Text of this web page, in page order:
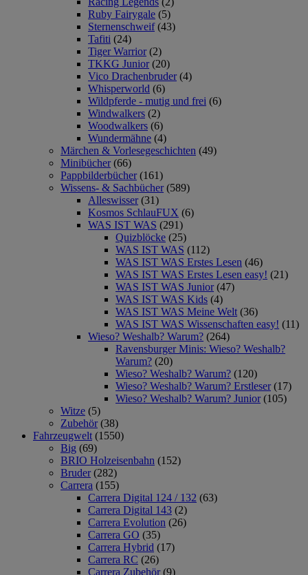
Ruby Fairygale (5)
Sternenschweif (43)
Tafiti (24)
Tiger Warrior (2)
TKKG Junior (20)
Vico Drachenbruder (4)
Whisperworld (6)
Wildpferde - mutig und frei (6)
Windwalkers (2)
Woodwalkers (6)
Wundermähne (4)
Märchen & Vorlesegeschichten (49)
Minibücher (66)
Pappbilderbücher (161)
Wissens- & Sachbücher (589)
Alleswisser (31)
Kosmos SchlauFUX (6)
WAS IST WAS (291)
Quizblöcke (25)
WAS IST WAS (112)
WAS IST WAS Erstes Lesen (46)
WAS IST WAS Erstes Lesen easy! (21)
WAS IST WAS Junior (47)
WAS IST WAS Kids (4)
WAS IST WAS Meine Welt (36)
WAS IST WAS Wissenschaften easy! (11)
Wieso? Weshalb? Warum? (264)
Ravensburger Minis: Wieso? Weshalb?
Warum? (20)
Wieso? Weshalb? Warum? (120)
Wieso? Weshalb? Warum? Erstleser (17)
Wieso? Weshalb? Warum? Junior (105)
Witze (5)
Zubehör (38)
Fahrzeugwelt (1550)
Big (69)
BRIO Holzeisenbahn (152)
Bruder (282)
Carrera (155)
Carrera Digital 124 / 132 (63)
Carrera Digital 143 (2)
Carrera Evolution (26)
Carrera GO (35)
Carrera Hybrid (17)
Carrera RC (26)
Carrera Zubehör (9)